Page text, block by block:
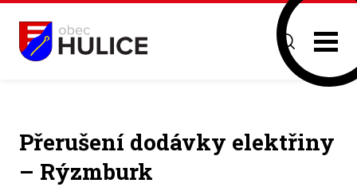
Přerušení dodávky elektřiny
– Rýzmburk